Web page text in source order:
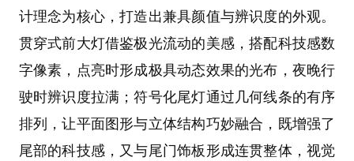
计理念为核心，打造出兼具颜值与辨识度的外观。
贯穿式前大灯借鉴极光流动的美感，搭配科技感数
字像素，点亮时形成极具动态效果的光布，夜晚行
驶时辨识度拉满；符号化尾灯通过几何线条的有序
排列，让平面图形与立体结构巧妙融合，既增强了
尾部的科技感，又与尾门饰板形成连贯整体，视觉